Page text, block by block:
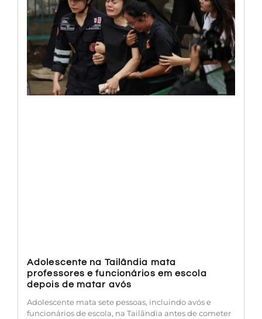
Adolescente na Tailândia mata
professores e funcionários em escola
depois de matar avós
Adolescente mata sete pessoas, incluindo avós e
funcionários de escola, na Tailândia antes de cometer